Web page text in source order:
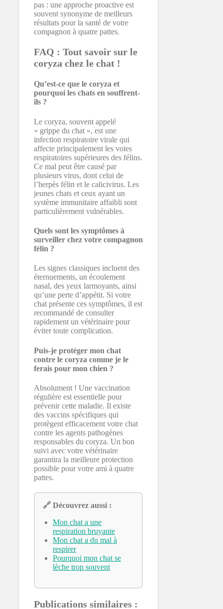
pas : une approche proactive est
souvent synonyme de meilleurs
résultats pour la santé de votre
compagnon à quatre pattes.
FAQ : Tout savoir sur le
coryza chez le chat !
Qu’est-ce que le coryza et
pourquoi les chats en souffrent-
ils ?
Le coryza, souvent appelé
« grippe du chat », est une
infection respiratoire virale qui
affecte principalement les voies
respiratoires supérieures des félins.
Ce mal peut être causé par
plusieurs virus, dont celui de
l’herpès félin et le calicivirus. Les
jeunes chats et ceux ayant un
système immunitaire affaibli sont
particulièrement vulnérables.
Quels sont les symptômes à
surveiller chez votre compagnon
félin ?
Les signes classiques incluent des
éternuements, un écoulement
nasal, des yeux larmoyants, ainsi
qu’une perte d’appétit. Si votre
chat présente ces symptômes, il est
recommandé de consulter
rapidement un vétérinaire pour
éviter toute complication.
Puis-je protéger mon chat
contre le coryza comme je le
ferais pour mon chien ?
Absolument ! Une vaccination
régulière est essentielle pour
prévenir cette maladie. Il existe
des vaccins spécifiques qui
protègent efficacement votre chat
contre les agents pathogènes
responsables du coryza. Un bon
suivi avec votre vétérinaire
garantira la meilleure protection
possible pour votre ami à quatre
pattes.
🔗 Découvrez aussi :
Mon chat a une
respiration bruyante
Mon chat a du mal à
respirer
Pourquoi mon chat se
lèche trop souvent
Publications similaires :